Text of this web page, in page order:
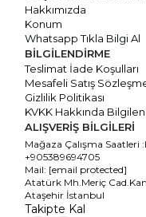
Hakkımızda
Konum
Whatsapp Tıkla Bilgi Al
BİLGİLENDİRME
Teslimat İade Koşulları
Mesafeli Satış
Gizlilik Politikası
KVKK Hakkında
ALIŞVERİŞ BİLGİLERİ
Mağaza Çalışma Saatleri
+905389694705
Mail: [email protected]
Atatürk Mh.Meriç
Ataşehir İstanbul
Takipte Kal